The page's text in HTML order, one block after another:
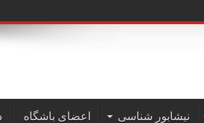
نیشابور شناسی اعضای باشگاه